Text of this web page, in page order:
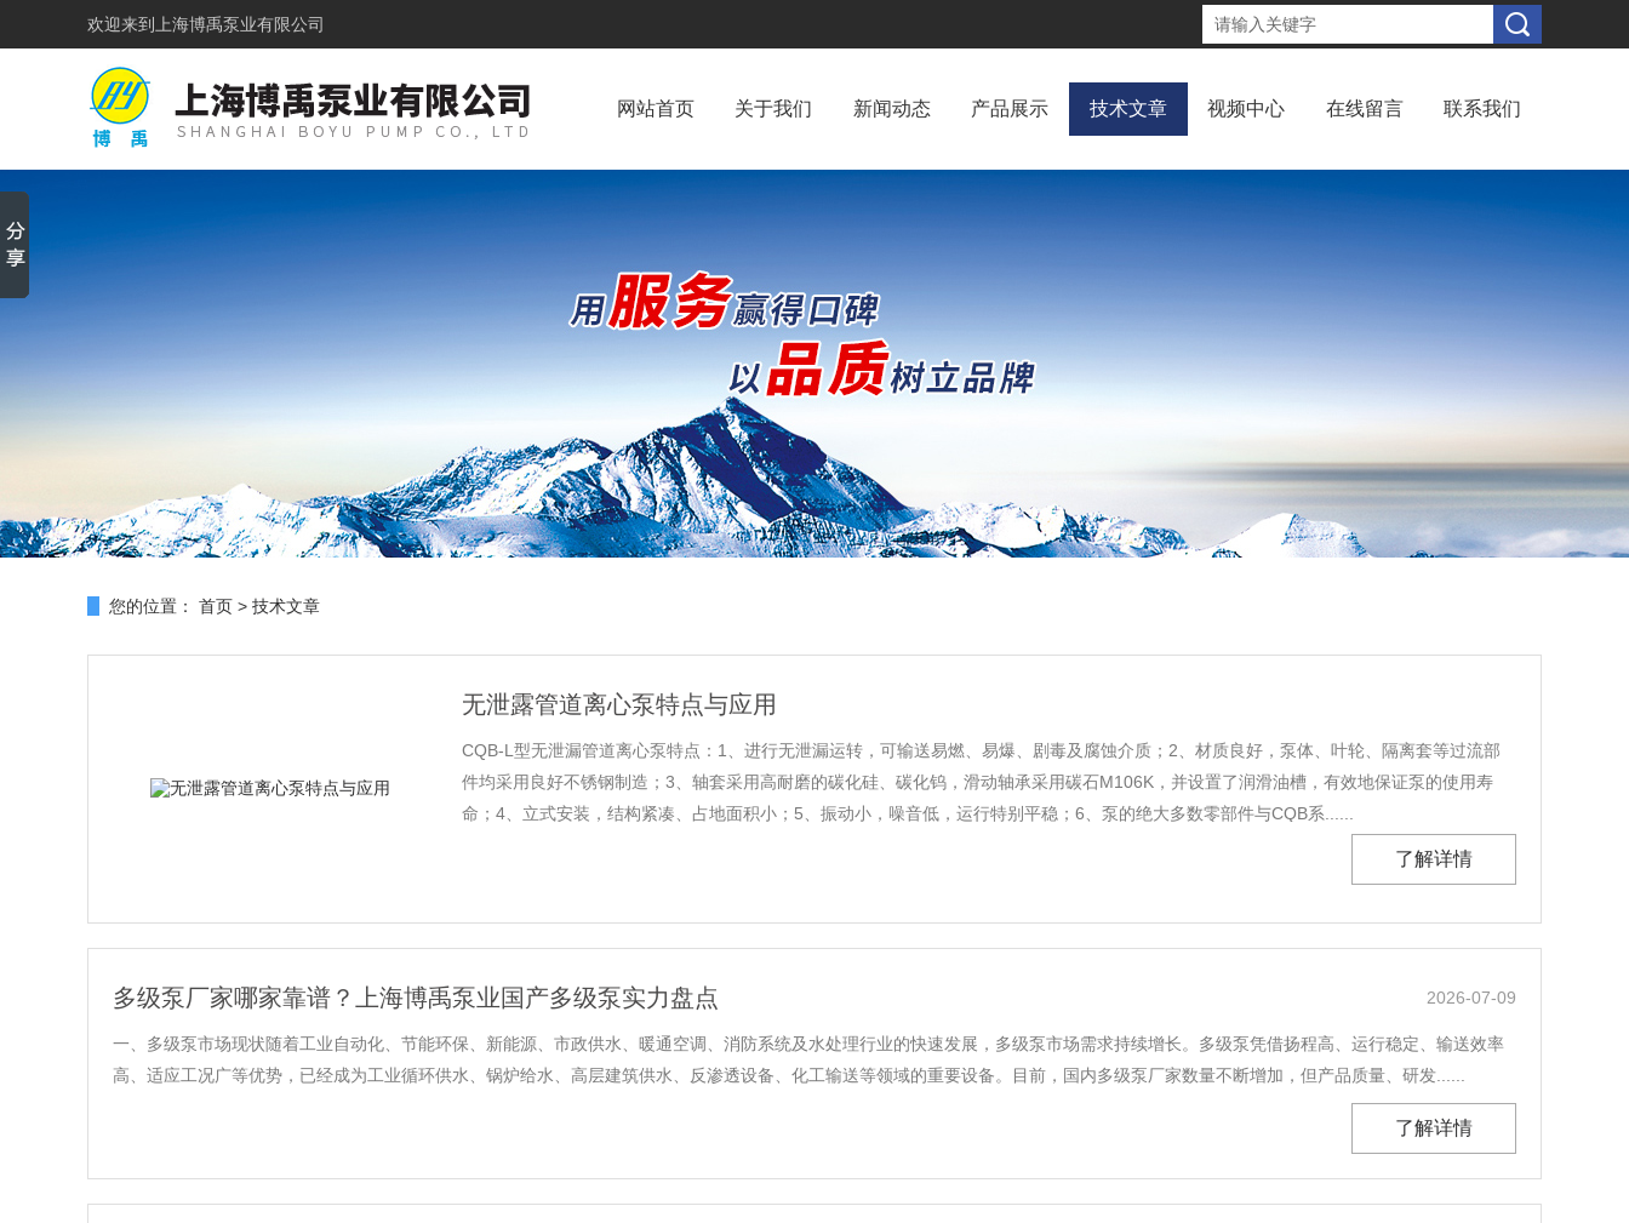
欢迎来到 上海博禹泵业有限公司
网站首页 关于我们 新闻动态 产品展示 技术文章 视频中心 在线留言 联系我们
您的位置： 首页 > 技术文章
无泄露管道离心泵特点与应用
CQB-L型无泄漏管道离心泵特点：1、进行无泄漏运转，可输送易燃、易爆、剧毒及腐蚀介质；2、材质良好，泵体、叶轮、隔离套等过流部
件均采用良好不锈钢制造；3、轴套采用高耐磨的碳化硅、碳化钨，滑动轴承采用碳石M106K，并设置了润滑油槽，有效地保证泵的使用寿
命；4、立式安装，结构紧凑、占地面积小；5、振动小，噪音低，运行特别平稳；6、泵的绝大多数零部件与CQB系......
了解详情
多级泵厂家哪家靠谱？上海博禹泵业国产多级泵实力盘点 2026-07-09
一、多级泵市场现状随着工业自动化、节能环保、新能源、市政供水、暖通空调、消防系统及水处理行业的快速发展，多级泵市场需求持续增长。多级泵凭借扬程高、运行稳定、输送效率
高、适应工况广等优势，已经成为工业循环供水、锅炉给水、高层建筑供水、反渗透设备、化工输送等领域的重要设备。目前，国内多级泵厂家数量不断增加，但产品质量、研发......
了解详情